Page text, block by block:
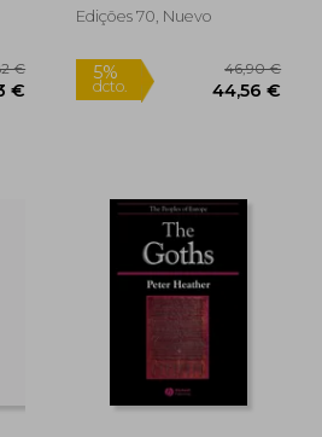
Edições 70, Nuevo